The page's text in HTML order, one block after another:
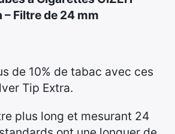
5
6
7
9
Filtre de 24 mm
de 10% de tabac avec ces
Tip Extra.
plus long et mesurant 24